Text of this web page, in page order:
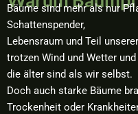
Bäume sind mehr als nur
Schattenspender,
Lebensraum und Teil
trotzen Wind und Wetter
die älter sind als wir selbst.
Doch auch starke Bäume
Trockenheit oder